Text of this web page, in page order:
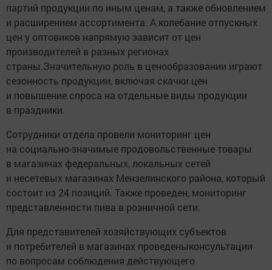
партий продукции по иным ценам, а также обновлением
и расширением ассортимента. А колебание отпускных
цен у оптовиков напрямую зависит от цен
производителей в разных регионах
страны.Значительную роль в ценообразовании играют
сезонность продукции, включая скачки цен
и повышение спроса на отдельные виды продукции
в праздники.
Сотрудники отдела провели мониторинг цен
на социально-значимые продовольственные товары
в магазинах федеральных, локальных сетей
и несетевых магазинах Мензелинского района, который
состоит из 24 позиций. Также проведен, мониторинг
представленности пива в розничной сети.
Для представителей хозяйствующих субъектов
и потребителей в магазинах проведеныконсультации
по вопросам соблюдения действующего